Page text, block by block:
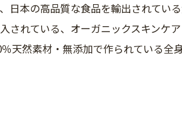
日本の高品質な食品を輸出されてい
されている、オーガニックスキンケ
天然素材・無添加で作られている全